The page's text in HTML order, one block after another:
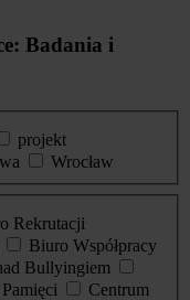
Badania i
projekt
Wrocław
Rekrutacji
Biuro Współpracy
Bullyingiem
Centrum